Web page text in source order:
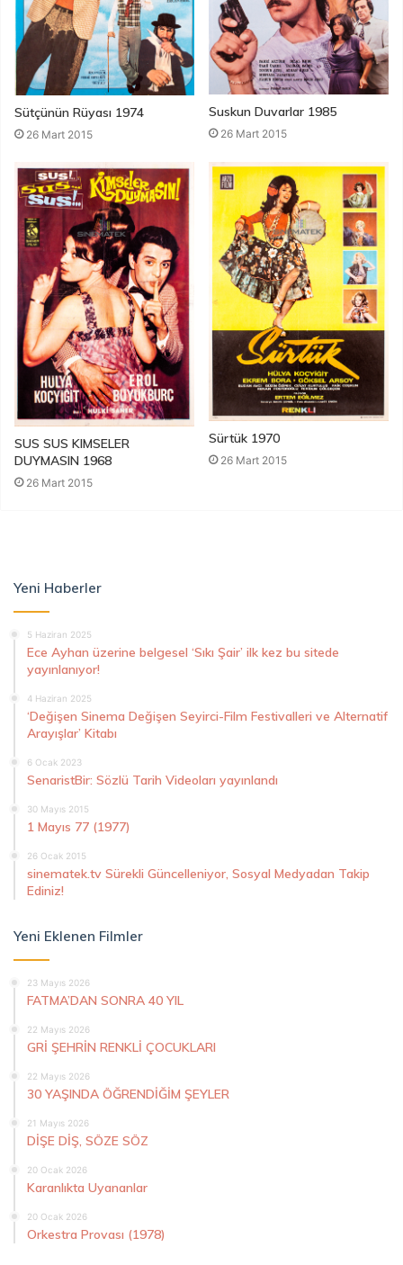
Sütçünün Rüyası 1974
26 Mart 2015
Suskun Duvarlar 1985
26 Mart 2015
SUS SUS KIMSELER
DUYMASIN 1968
26 Mart 2015
Sürtük 1970
26 Mart 2015
Yeni Haberler
5 Haziran 2025
Ece Ayhan üzerine belgesel ‘Sıkı Şair’ ilk kez bu sitede
yayınlanıyor!
4 Haziran 2025
‘Değişen Sinema Değişen Seyirci-Film Festivalleri ve Alternatif
Arayışlar’ Kitabı
6 Ocak 2023
SenaristBir: Sözlü Tarih Videoları yayınlandı
30 Mayıs 2015
1 Mayıs 77 (1977)
26 Ocak 2015
sinematek.tv Sürekli Güncelleniyor, Sosyal Medyadan Takip
Ediniz!
Yeni Eklenen Filmler
23 Mayıs 2026
FATMA’DAN SONRA 40 YIL
22 Mayıs 2026
GRİ ŞEHRİN RENKLİ ÇOCUKLARI
22 Mayıs 2026
30 YAŞINDA ÖĞRENDİĞİM ŞEYLER
21 Mayıs 2026
DİŞE DİŞ, SÖZE SÖZ
20 Ocak 2026
Karanlıkta Uyananlar
20 Ocak 2026
Orkestra Provası (1978)